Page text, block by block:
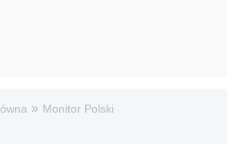
» Monitor Polski